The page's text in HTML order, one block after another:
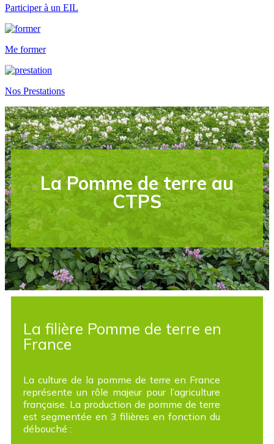
Participer à un EIL
Me former
Nos Prestations
La Pomme de terre au
CTPS
La filière Pomme de terre en
France
La culture de la pomme de terre en France
représente un rôle majeur pour l’agriculture
française. La production de pomme de terre
est segmentée en 3 filières en fonction du
débouché :